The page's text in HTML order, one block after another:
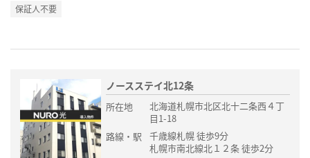
保証人不要
ノースステイ北12条
所在地
北海道札幌市北区北十二条西４丁
目1-18
路線・駅
千歳線札幌 徒歩9分
札幌市南北線北１２条 徒歩2分